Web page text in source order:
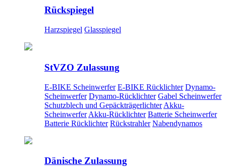
Rückspiegel
Harzspiegel Glasspiegel
StVZO Zulassung
E-BIKE Scheinwerfer E-BIKE Rücklichter Dynamo-
Scheinwerfer Dynamo-Rücklichter Gabel Scheinwerfer
Schutzblech und Gepäckträgerlichter Akku-
Scheinwerfer Akku-Rücklichter Batterie Scheinwerfer
Batterie Rücklichter Rückstrahler Nabendynamos
Dänische Zulassung